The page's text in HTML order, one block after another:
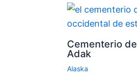
Cementerio
Adak
Alaska